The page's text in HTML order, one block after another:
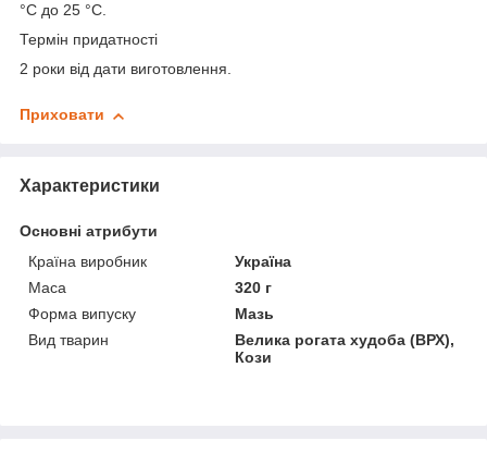
°C до 25 °C.
Термін придатності
2 роки від дати виготовлення.
Приховати
Характеристики
Основні атрибути
Країна виробник
Україна
Маса
320 г
Форма випуску
Мазь
Вид тварин
Велика рогата худоба (ВРХ),
Кози